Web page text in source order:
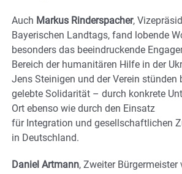
Auch Markus Rinderspacher,
Bayerischen Landtags, fand lobende
besonders das beeindruckende
Bereich der humanitären Hilfe in der
Jens Steinigen und der Verein
gelebte Solidarität – durch konkrete
Ort ebenso wie durch den Einsatz
für Integration und gesellschaftlichen
in Deutschland.
Daniel Artmann, Zweiter Bürgermeister